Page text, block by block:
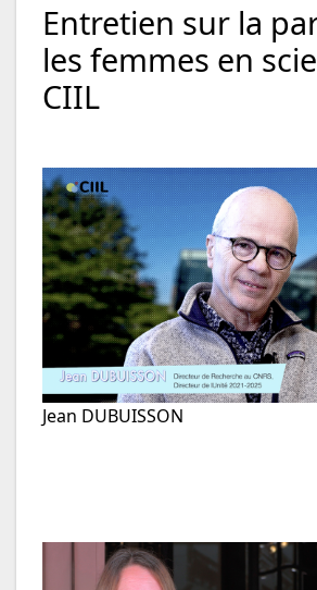
Entretien sur la
les femmes en
CIIL
Jean DUBUISSON